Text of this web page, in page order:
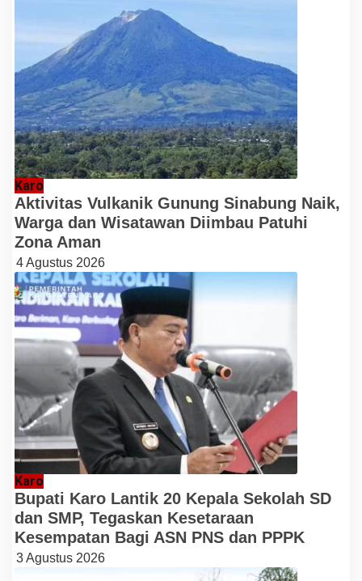
Karo
Aktivitas Vulkanik Gunung Sinabung Naik,
Warga dan Wisatawan Diimbau Patuhi
Zona Aman
4 Agustus 2026
Karo
Bupati Karo Lantik 20 Kepala Sekolah SD
dan SMP, Tegaskan Kesetaraan
Kesempatan Bagi ASN PNS dan PPPK
3 Agustus 2026